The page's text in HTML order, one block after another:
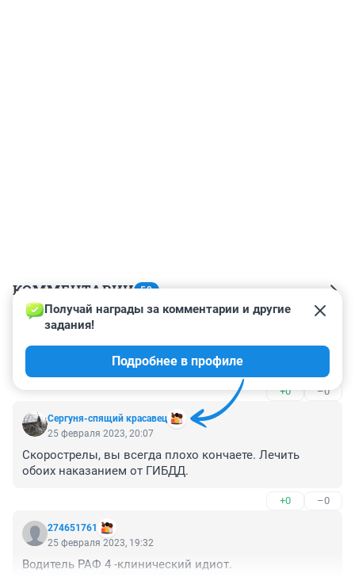
КОММЕНТАРИИ 59
Гость
Ашкурков уже не торт.
+0 –0
Сергуня-спящий красавец
Получай награды за комментарии и другие
задания!
Подробнее в профиле
25 февраля 2023, 20:07
Скорострелы, вы всегда плохо кончаете. Лечить
обоих наказанием от ГИБДД.
+0 –0
274651761
25 февраля 2023, 19:32
Водитель РАФ 4 -клинический идиот.